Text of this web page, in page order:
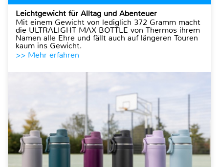
Leichtgewicht für Alltag und Abenteuer
Mit einem Gewicht von lediglich 372 Gramm macht
die ULTRALIGHT MAX BOTTLE von Thermos ihrem
Namen alle Ehre und fällt auch auf längeren Touren
kaum ins Gewicht.
>> Mehr erfahren